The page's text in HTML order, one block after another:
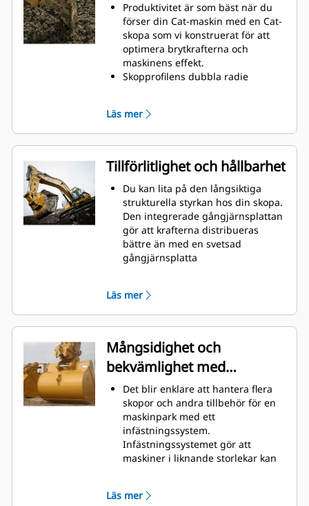
Produktivitet är som bäst när du
förser din Cat-maskin med en Cat-
skopa som vi konstruerat för att
optimera brytkrafterna och
maskinens effekt.
Skopprofilens dubbla radie
frigång säkerställer att skopbotten
inte släpar, vilket minskar
underhållskostnaderna.
Bränsleförbrukningstoppar under
grävning. Cat-skoporna är
utformade för att skära genom
material snabbt för att förbättra
maskinens totala effektivitet.
Lasta mer material på kortare tid.
Skopans form och sidostänger
håller de flesta material i din
Läs mer
Tillförlitlighet och hållbarhet
Du kan lita på den långsiktiga
strukturella styrkan hos din skopa.
Den integrerade gångjärnsplattan
gör att krafterna distribueras
bättre än med en svetsad
gångjärnsplatta
stål, särskilt användbart på
extrema slitytor
Skydda extrema slitytor på skopan
bäst från att komma i kontakt med
material med Caterpillars redskap
med markkontakt (GET)
Högre produktion i krävande
situationer, enklare penetrering i
högar och snabbare cykeltider
med Cat®Advansys™
Installera och ta bort tänder
snabbare än tidigare med
Advansys hammarlösa GET-system
adaptrar med endast handverktyg
Läs mer
Mångsidighet och
bekvämlighet med
snabbkopplingar
Det blir enklare att hantera flera
skopor och andra tillbehör för en
maskinpark med ett
infästningssystem.
Infästningssystemet gör att
maskiner i liknande storlekar kan
att föraren behöver lämna hyttens
Läs mer